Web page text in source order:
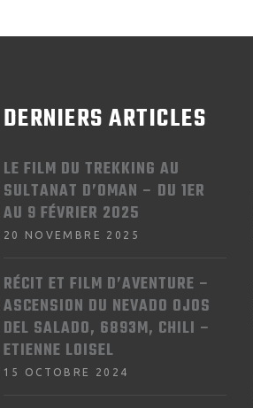
DERNIERS ARTICLES
LE FILM DU TREKKING AU
SULTANAT D’OMAN – DU 1ER
AU 9 FÉVRIER 2025
20 NOVEMBRE 2025
RÉCIT ET FILM D’AVENTURE –
ASCENSION DU NEVADO OJOS
DEL SALADO, 6893M, CHILI –
ETIENNE LOISEL
15 OCTOBRE 2024